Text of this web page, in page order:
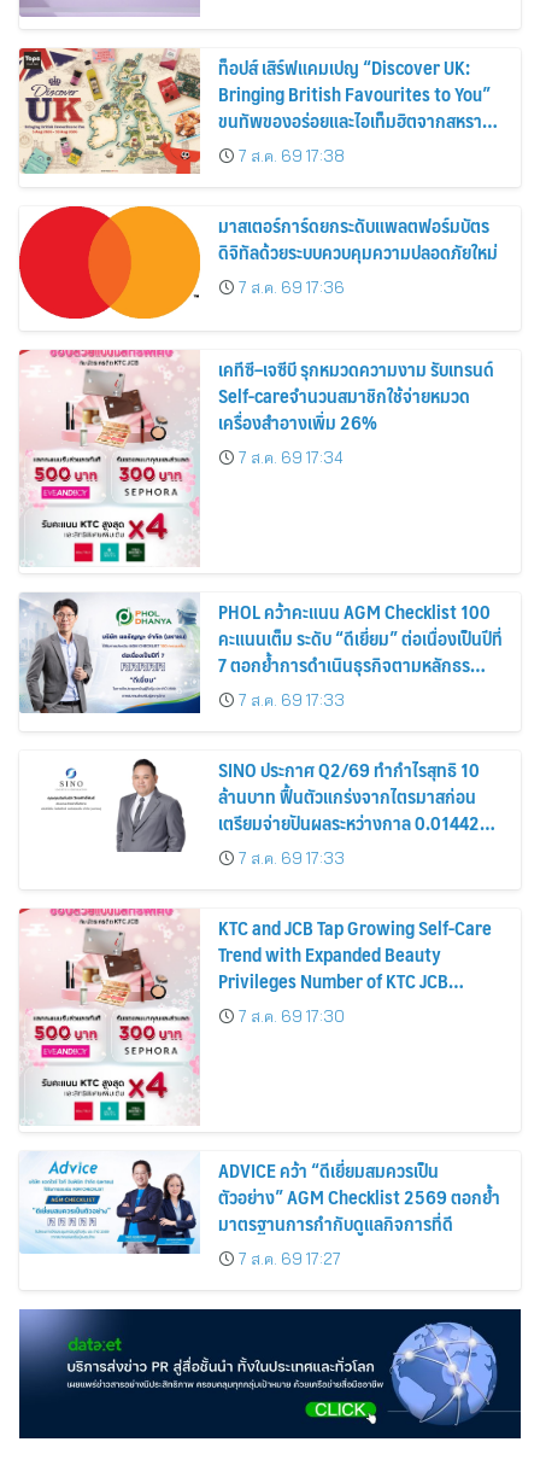
ท็อปส์ เสิร์ฟแคมเปญ “Discover UK:
Bringing British Favourites to You”
ขนทัพของอร่อยและไอเท็มฮิตจากสหราช
อาณาจักร ส่งตรงถึงมือตั้งแต่วันนี้ – 18
สิงหาคมนี้
7 ส.ค. 69 17:38
มาสเตอร์การ์ดยกระดับแพลตฟอร์มบัตร
ดิจิทัลด้วยระบบควบคุมความปลอดภัยใหม่
7 ส.ค. 69 17:36
เคทีซี–เจซีบี รุกหมวดความงาม รับเทรนด์
Self-careจำนวนสมาชิกใช้จ่ายหมวด
เครื่องสำอางเพิ่ม 26%
7 ส.ค. 69 17:34
PHOL คว้าคะแนน AGM Checklist 100
คะแนนเต็ม ระดับ “ดีเยี่ยม” ต่อเนื่องเป็นปีที่
7 ตอกย้ำการดำเนินธุรกิจตามหลักธร
รมาภิบาล โปร่งใส สร้างความเชื่อมั่นผู้ถือ
หุ้น
7 ส.ค. 69 17:33
SINO ประกาศ Q2/69 ทำกำไรสุทธิ 10
ล้านบาท ฟื้นตัวแกร่งจากไตรมาสก่อน
เตรียมจ่ายปันผลระหว่างกาล 0.014423
บาทต่อหุ้น ครึ่งปีหลังมุ่งเติบโตต่อเนื่อง
7 ส.ค. 69 17:33
KTC and JCB Tap Growing Self-Care
Trend with Expanded Beauty
Privileges Number of KTC JCB
Cardmembers Spending on
Cosmetics Rises 26%
7 ส.ค. 69 17:30
ADVICE คว้า “ดีเยี่ยมสมควรเป็น
ตัวอย่าง” AGM Checklist 2569 ตอกย้ำ
มาตรฐานการกำกับดูแลกิจการที่ดี
7 ส.ค. 69 17:27